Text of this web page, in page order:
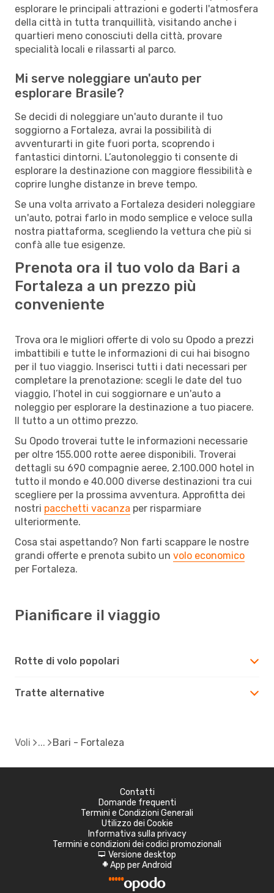
esplorare le principali attrazioni e goderti l'atmosfera
della città in tutta tranquillità, visitando anche i
quartieri meno conosciuti della città, provare
specialità locali e rilassarti al parco.
Mi serve noleggiare un'auto per
esplorare Brasile?
Se decidi di noleggiare un'auto durante il tuo
soggiorno a Fortaleza, avrai la possibilità di
avventurarti in gite fuori porta, scoprendo i
fantastici dintorni. L’autonoleggio ti consente di
esplorare la destinazione con maggiore flessibilità e
coprire lunghe distanze in breve tempo.
Se una volta arrivato a Fortaleza desideri noleggiare
un'auto, potrai farlo in modo semplice e veloce sulla
nostra piattaforma, scegliendo la vettura che più si
confà alle tue esigenze.
Prenota ora il tuo volo da Bari a
Fortaleza a un prezzo più
conveniente
Trova ora le migliori offerte di volo su Opodo a prezzi
imbattibili e tutte le informazioni di cui hai bisogno
per il tuo viaggio. Inserisci tutti i dati necessari per
completare la prenotazione: scegli le date del tuo
viaggio, l’hotel in cui soggiornare e un'auto a
noleggio per esplorare la destinazione a tuo piacere.
Il tutto a un ottimo prezzo.
Su Opodo troverai tutte le informazioni necessarie
per oltre 155.000 rotte aeree disponibili. Troverai
dettagli su 690 compagnie aeree, 2.100.000 hotel in
tutto il mondo e 40.000 diverse destinazioni tra cui
scegliere per la prossima avventura. Approfitta dei
nostri pacchetti vacanza per risparmiare
ulteriormente.
Cosa stai aspettando? Non farti scappare le nostre
grandi offerte e prenota subito un volo economico
per Fortaleza.
Pianificare il viaggio
Rotte di volo popolari
Tratte alternative
Voli Bari - Fortaleza
Contatti
Domande frequenti
Termini e Condizioni Generali
Utilizzo dei Cookie
Informativa sulla privacy
Termini e condizioni dei codici promozionali
d Versione desktop
A App per Android